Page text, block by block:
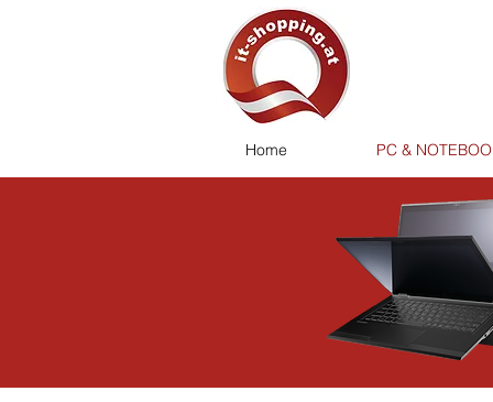
Home PC &